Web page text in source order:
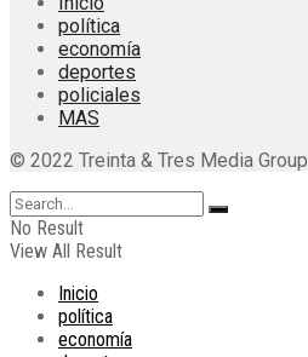
política
economía
deportes
policiales
MAS
© 2022 Treinta & Tres Media Group
No Result
View All Result
Inicio
política
economía